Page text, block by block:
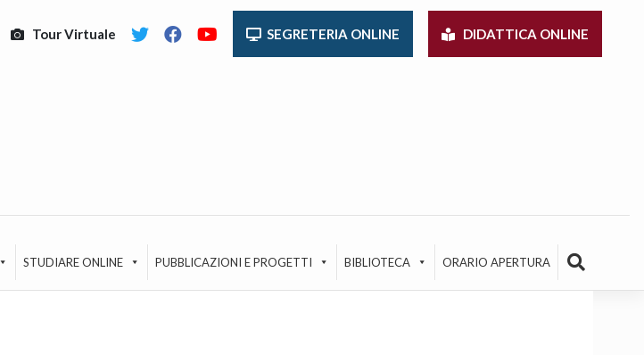
Tour Virtuale SEGRETERIA ONLINE DIDATTICA ONLINE
STUDIARE ONLINE PUBBLICAZIONI E PROGETTI BIBLIOTECA ORARIO APERTURA